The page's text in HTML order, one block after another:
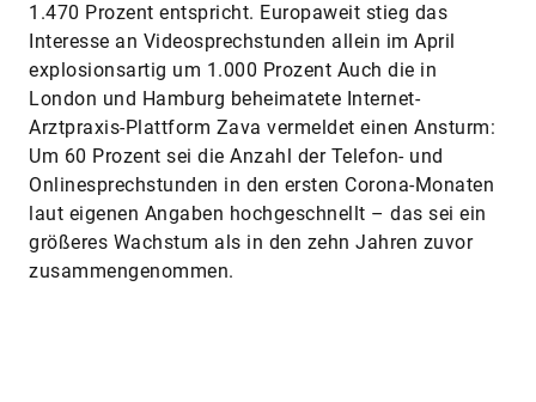
1.470 Prozent entspricht. Europaweit stieg das
Interesse an Videosprechstunden allein im April
explosionsartig um 1.000 Prozent Auch die in
London und Hamburg beheimatete Internet-
Arztpraxis-Plattform Zava vermeldet einen Ansturm:
Um 60 Prozent sei die Anzahl der Telefon- und
Onlinesprechstunden in den ersten Corona-Monaten
laut eigenen Angaben hochgeschnellt – das sei ein
größeres Wachstum als in den zehn Jahren zuvor
zusammengenommen.